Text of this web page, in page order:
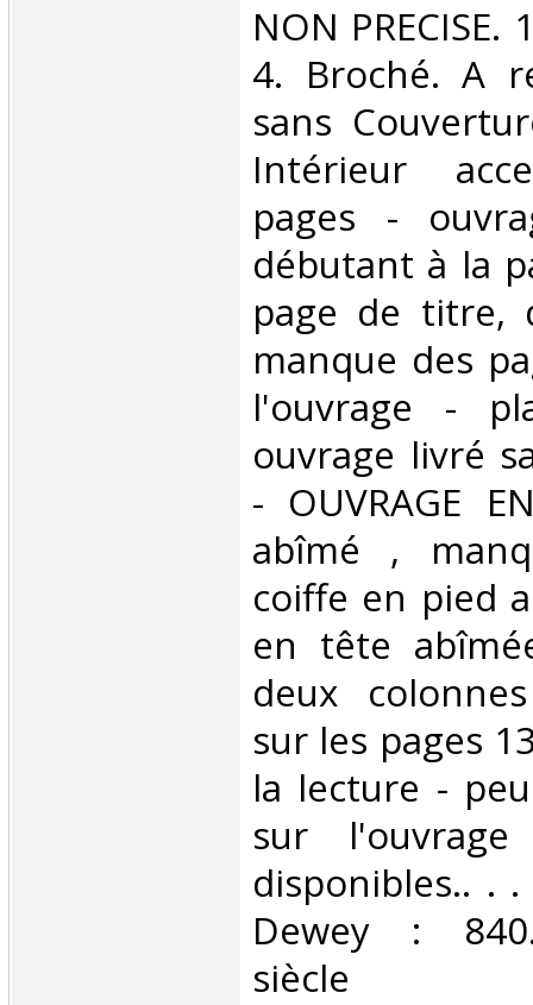
‎NON PRECISE.
4. Broché. A
sans
Intérieur
pages -
débutant à la
page de titre,
manque des
l'ouvrage -
ouvrage livré
- OUVRAGE
abîmé ,
coiffe en pied
en tête
deux
sur les pages
la lecture -
sur
disponibles.. .
Dewey :
siècle‎